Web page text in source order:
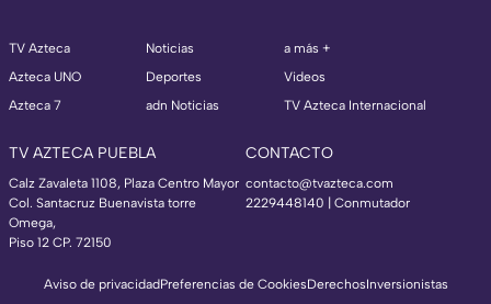
TV Azteca
Azteca UNO
Azteca 7
Noticias
Deportes
adn Noticias
a más +
Videos
TV Azteca Internacional
TV AZTECA PUEBLA
Calz Zavaleta 1108, Plaza Centro Mayor
Col. Santacruz Buenavista torre
Omega,
Piso 12 CP. 72150
CONTACTO
contacto@tvazteca.com
2229448140 | Conmutador
Aviso de privacidadPreferencias de CookiesDerechosInversionistas